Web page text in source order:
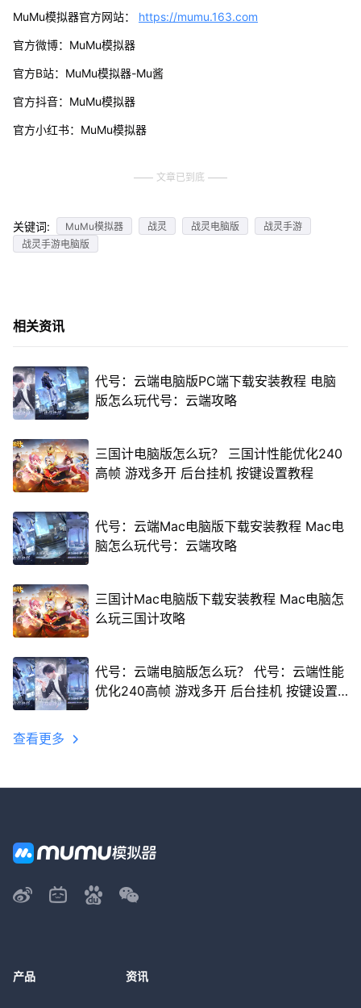
MuMu模拟器官方网站： https://mumu.163.com
官方微博：MuMu模拟器
官方B站：MuMu模拟器-Mu酱
官方抖音：MuMu模拟器
官方小红书：MuMu模拟器
文章已到底
关键词: MuMu模拟器 战灵 战灵电脑版
战灵手游
战灵手游电脑版
相关资讯
代号：云端电脑版PC端下载安装教程 电脑
版怎么玩代号：云端攻略
三国计电脑版怎么玩？ 三国计性能优化240
高帧 游戏多开 后台挂机 按键设置教程
代号：云端Mac电脑版下载安装教程 Mac电
脑怎么玩代号：云端攻略
三国计Mac电脑版下载安装教程 Mac电脑怎
么玩三国计攻略
代号：云端电脑版怎么玩？ 代号：云端性能
优化240高帧 游戏多开 后台挂机 按键设置
查看更多
产品 资讯